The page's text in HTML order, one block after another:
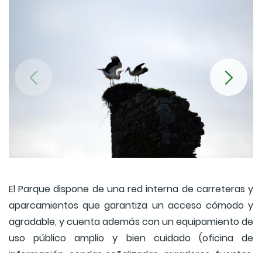
El Parque dispone de una red interna de carreteras y
aparcamientos que garantiza un acceso cómodo y
agradable, y cuenta además con un equipamiento de
uso público amplio y bien cuidado (oficina de